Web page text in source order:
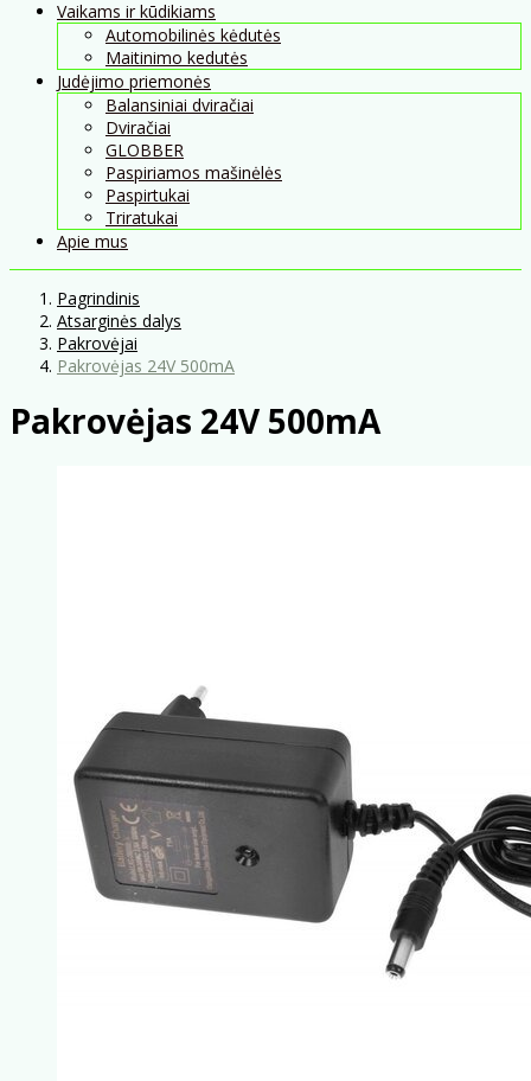
Vaikams ir kūdikiams
Automobilinės kėdutės
Maitinimo kedutės
Judėjimo priemonės
Balansiniai dviračiai
Dviračiai
GLOBBER
Paspiriamos mašinėlės
Paspirtukai
Triratukai
Apie mus
Pagrindinis
Atsarginės dalys
Pakrovėjai
Pakrovėjas 24V 500mA
Pakrovėjas 24V 500mA